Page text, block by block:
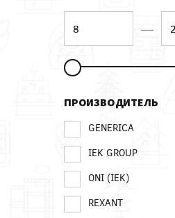
—
ПРОИЗВОДИТЕЛЬ
GENERICA
IEK GROUP
ONI (IEK)
REXANT